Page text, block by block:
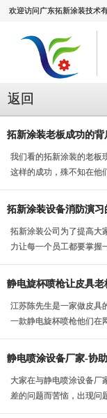
欢迎访问广东拓新涂装技术
返回
拓新涂装老板成功的背
我们看的拓新涂装的老板
这样的成功，殊不知在他
拓新涂装设备消防演习
拓新涂装公司为了提高大
力让每一个员工都要掌握
静电旋杯喷枪让皮具老
江苏陈先生是一家做皮具
一款静电旋杯喷枪他们在
静电喷涂设备厂家-协
大家在与静电喷涂设备厂
差的问题而苦恼，出现问